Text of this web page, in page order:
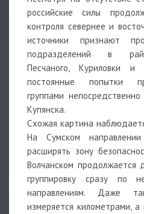
российские силы
контроля севернее и
источники признают
подразделений в
Песчаного, Куриловки
постоянные попытки
группами
Купянска.
Схожая картина
На Сумском
расширять зону
Волчанском продолжается
группировку сразу по
направлениям. Даже
измеряется километрами,